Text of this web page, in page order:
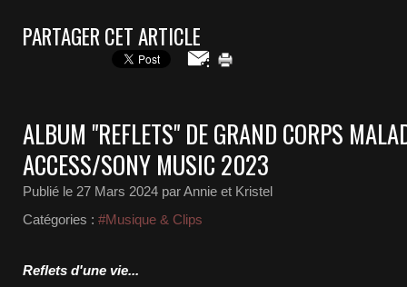
PARTAGER CET ARTICLE
ALBUM "REFLETS" DE GRAND CORPS
ACCESS/SONY MUSIC 2023
Publié le 27 Mars 2024 par Annie et Kristel
Catégories : #Musique & Clips
Reflets d'une vie...